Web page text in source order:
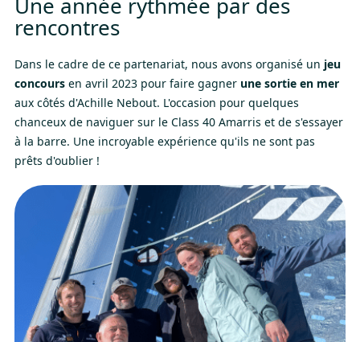
Une année rythmée par des
rencontres
Dans le cadre de ce partenariat, nous avons organisé un jeu
concours en avril 2023 pour faire gagner une sortie en mer
aux côtés d'Achille Nebout. L'occasion pour quelques
chanceux de naviguer sur le Class 40 Amarris et de s'essayer
à la barre. Une incroyable expérience qu'ils ne sont pas
prêts d'oublier !